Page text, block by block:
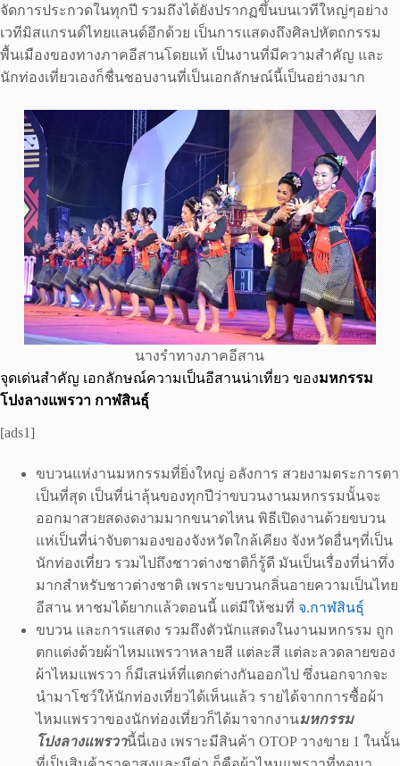
จัดการประกวดในทุกปี รวมถึงได้ยังปรากฏขึ้นบนเวทีใหญ่ๆอย่าง
เวทีมิสแกรนด์ไทยแลนด์อีกด้วย เป็นการแสดงถึงศิลปหัตถกรรม
พื้นเมืองของทางภาคอีสานโดยแท้ เป็นงานที่มีความสำคัญ และ
นักท่องเที่ยวเองก็ชื่นชอบงานที่เป็นเอกลักษณ์นี้เป็นอย่างมาก
นางรำทางภาคอีสาน
จุดเด่นสำคัญ เอกลักษณ์ความเป็นอีสานน่าเที่ยว ของมหกรรม
โปงลางแพรวา กาฬสินธุ์
[ads1]
ขบวนแห่งานมหกรรมที่ยิ่งใหญ่ อลังการ สวยงามตระการตา
เป็นที่สุด เป็นที่น่าลุ้นของทุกปีว่าขบวนงานมหกรรมนั้นจะ
ออกมาสวยสดงดงามมากขนาดไหน พิธีเปิดงานด้วยขบวน
แห่เป็นที่น่าจับตามองของจังหวัดใกล้เคียง จังหวัดอื่นๆที่เป็น
นักท่องเที่ยว รวมไปถึงชาวต่างชาติก็รู้ดี มันเป็นเรื่องที่น่าทึ่ง
มากสำหรับชาวต่างชาติ เพราะขบวนกลิ่นอายความเป็นไทย
อีสาน หาชมได้ยากแล้วตอนนี้ แต่มีให้ชมที่ จ.กาฬสินธุ์
ขบวน และการแสดง รวมถึงตัวนักแสดงในงานมหกรรม ถูก
ตกแต่งด้วยผ้าไหมแพรวาหลายสี แต่ละสี แต่ละลวดลายของ
ผ้าไหมแพรวา ก็มีเสน่ห์ที่แตกต่างกันออกไป ซึ่งนอกจากจะ
นำมาโชว์ให้นักท่องเที่ยวได้เห็นแล้ว รายได้จากการซื้อผ้า
ไหมแพรวาของนักท่องเที่ยวก็ได้มาจากงานมหกรรม
โปงลางแพรวานี้นี่เอง เพราะมีสินค้า OTOP วางขาย 1 ในนั้น